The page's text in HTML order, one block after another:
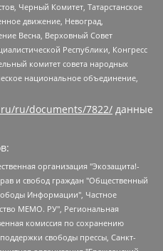
Черный Комитет, Татарстанское
движение, Невоград,
Весна, Верховный Совет
Республики, Конгресс
комитет совета народных
национальное объединение,
ru/documents/7822/ данные
ограниченной ответственностью "ЖУРНАЛИСТ-ИНОСТРАННЫЙ АГЕНТ", Арапова Галина Юрьевна, Вольтская Татьяна Анатольевна, Американская компания "Mason G.E.S. Anonymous Foundation" (США), являющаяся владельцем интернет-издания https://mnews.world/, Компания "Stichting Bellingcat", зарегистрированная в Нидерландах (дата регистрации 11.07.2018), Захаров Андрей Вячеславович, Клепиковская Екатерина Дмитриевна, Общество с ограниченной ответственностью "МЕМО", Перл Роман Александрович, Симонов Евгений Алексеевич, Соловьева Елена Анатольевна, Сотников Даниил Владимирович, Сурначева Елизавета Дмитриевна, Автономная некоммерческая организация по защите прав человека и информированию населения "Якутия – Наше Мнение", Общество с ограниченной ответственностью "Москоу диджитал медиа", с 26.01.2023 Общество с ограниченной ответственностью "Чайка Белые сады", Ветошкина Валерия Валерьевна, Заговора Максим Александрович, Межрегиональное общественное движение "Российская ЛГБТ - сеть", Оленичев Максим Владимирович, Павлов Иван Юрьевич, Скворцова Елена Сергеевна, Общество с ограниченной ответственностью "Как бы инагент", Кочетков Игорь Викторович, Общество с ограниченной ответственностью "Честные выборы", Еланчик Олег Александрович, Общество с ограниченной ответственностью "Нобелевский призыв", Гималова Регина Эмилевна, Григорьев Андрей Валерьевич, Григорьева Алина Александровна, Ассоциация по содействию защите прав призывников, альтернативнослужащих и военнослужащих "Правозащитная группа "Гражданин.Армия.Право", Хисамова Регина Фаритовна, Автономная некоммерческая организация по реализации социально-правовых программ "Лилит", Дальневосточное общественное движение "Маяк", Санкт-Петербургская ЛГБТ-инициативная группа "Выход", Инициативная группа ЛГБТ+ "Реверс", Алексеев Андрей Викторович, Бекбулатова Таисия Львовна, Беляев Иван Михайлович, Владыкина Елена Сергеевна, Гельман Марат Александрович, Никульшина Вероника Юрьевна, Толоконникова Надежда Андреевна, Шендерович Виктор Анатольевич, Общество с ограниченной ответственностью "Данное сообщение", Общество с ограниченной ответственностью Издательский дом "Новая глава", Айнбиндер Александра Александровна, Московский комьюнити-центр для ЛГБТ+инициатив, Благотворительный фонд развития филантропии, Deutsche Welle (Германия, Kurt-Schumacher-Strasse 3, 53113 Bonn), Борзунова Мария Михайловна, Воробьев Виктор Викторович, Голубева Анна Львовна, Константинова Алла Михайловна, Малкова Ирина Владимировна, Мурадов Мурад Абдулгалимович, Осетинская Елизавета Николаевна, Понасенков Евгений Николаевич, Ганапольский Матвей Юрьевич, Киселев Евгений Алексеевич, Борухович Ирина Григорьевна, Дремин Иван Тимофеевич, Дубровский Дмитрий Викторович, Красноярская региональная общественная организация поддержки и развития альтернативных образовательных технологий и межкультурных коммуникаций "ИНТЕРРА", Маяковская Екатерина Алексеевна, Фейгин Марк Захарович, Филимонов Андрей Викторович, Дзугкоева Регина Николаевна, Доброхотов Роман Александрович, Дудь Юрий Александрович, Елкин Сергей Владимирович, Кругликов Кирилл Игоревич, Сабунаева Мария Леонидовна, Семенов Алексей Владимирович, Шаинян Карен Багратович, Шульман Екатерина Михайловна, Асафьев Артур Валерьевич, Вахштайн Виктор Семенович, Венедиктов Алексей Алексеевич, Лушникова Екатерина Евгеньевна, Волков Леонид Михайлович, Невзоров Александр Глебович, Пархоменко Сергей Борисович, Сироткин Ярослав Николаевич, Кара-Мурза Владимир Владимирович, Баранова Наталья Владимировна, Гозман Леонид Яковлевич, Кагарлицкий Борис Юльевич, Климарев Михаил Валерьевич, Милов Владимир Станиславович, Автономная некоммерческая организация Краснодарский центр современного искусства "Типография", Моргенштерн Алишер Тагирович, Соболь Любовь Эдуардовна, Общество с ограниченной ответственностью "ЛИЗА НОРМ", Каспаров Гарри Кимович, Ходорковский Михаил Борисович, Общество с ограниченной ответственностью "Апрельские тезисы", Данилович Ирина Брониславовна, Кашин Олег Владимирович, Петров Николай Владимирович, Пивоваров Алексей Владимирович, Соколов Михаил Владимирович, Цветкова Юлия Владимировна, Чичваркин Евгений Александрович, Комитет против пыток/Команда против пыток, Общество с ограниченной ответственностью "Первый научный", Общество с ограниченной ответственностью "Вертолет и ко", Белоцерковская Вероника Борисовна, Кац Максим Евгеньевич, Лазарева Татьяна Юрьевна, Шаведдинов Руслан Табризович, Яшин Илья Валерьевич, Общество с ограниченной ответственностью "Иноагент ААВ", Алешковский Дмитрий Петрович, Альбац Евгения Марковна, Быков Дмитрий Львович, Галямина Юлия Евгеньевна, Лойко Сергей Леонидович, Мартынов Кирилл Константинович, Медведев Сергей Александрович, Крашенинников Федор Геннадиевич, Гордеева Катерина Вл